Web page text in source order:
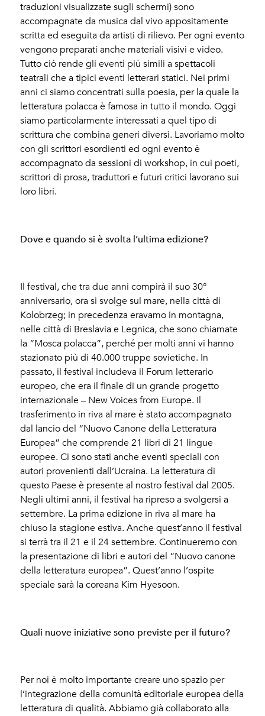
traduzioni visualizzate sugli schermi) sono
accompagnate da musica dal vivo appositamente
scritta ed eseguita da artisti di rilievo. Per ogni evento
vengono preparati anche materiali visivi e video.
Tutto ciò rende gli eventi più simili a spettacoli
teatrali che a tipici eventi letterari statici. Nei primi
anni ci siamo concentrati sulla poesia, per la quale la
letteratura polacca è famosa in tutto il mondo. Oggi
siamo particolarmente interessati a quel tipo di
scrittura che combina generi diversi. Lavoriamo molto
con gli scrittori esordienti ed ogni evento è
accompagnato da sessioni di workshop, in cui poeti,
scrittori di prosa, traduttori e futuri critici lavorano sui
loro libri.
Dove e quando si è svolta l’ultima edizione?
Il festival, che tra due anni compirà il suo 30°
anniversario, ora si svolge sul mare, nella città di
Kolobrzeg; in precedenza eravamo in montagna,
nelle città di Breslavia e Legnica, che sono chiamate
la “Mosca polacca”, perché per molti anni vi hanno
stazionato più di 40.000 truppe sovietiche. In
passato, il festival includeva il Forum letterario
europeo, che era il finale di un grande progetto
internazionale – New Voices from Europe. Il
trasferimento in riva al mare è stato accompagnato
dal lancio del “Nuovo Canone della Letteratura
Europea” che comprende 21 libri di 21 lingue
europee. Ci sono stati anche eventi speciali con
autori provenienti dall’Ucraina. La letteratura di
questo Paese è presente al nostro festival dal 2005.
Negli ultimi anni, il festival ha ripreso a svolgersi a
settembre. La prima edizione in riva al mare ha
chiuso la stagione estiva. Anche quest’anno il festival
si terrà tra il 21 e il 24 settembre. Continueremo con
la presentazione di libri e autori del “Nuovo canone
della letteratura europea”. Quest’anno l’ospite
speciale sarà la coreana Kim Hyesoon.
Quali nuove iniziative sono previste per il futuro?
Per noi è molto importante creare uno spazio per
l’integrazione della comunità editoriale europea della
letteratura di qualità. Abbiamo già collaborato alla